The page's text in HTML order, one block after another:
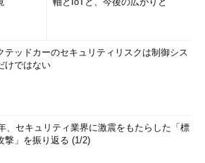
と異なり、エージェントのインス
キテクト、開発者／プログラマーとい
付けを図に整理します。
テッドカーのセキュリティリスクは制御シス
けではない
、セキュリティ業界に激震をもたらした「標
撃」を振り返る (1/2)